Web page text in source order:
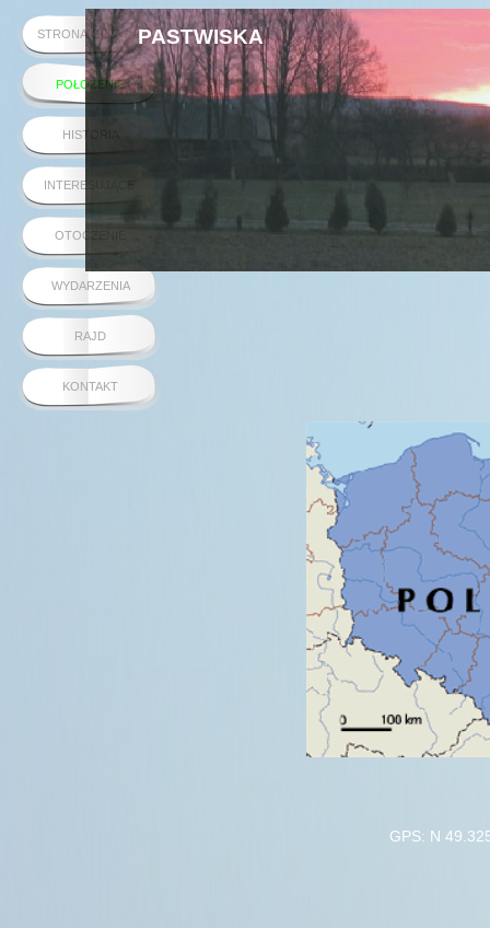
STRONA GŁÓWNA
POŁOŻENIE
HISTORIA
INTERESUJĄCE
OTOCZENIE
WYDARZENIA
RAJD
KONTAKT
PASTWISKA
GPS: N